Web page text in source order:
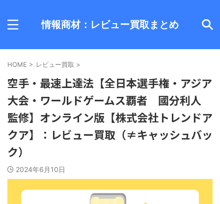
情報商材：レビュー買取まとめ
HOME > レビュー買取 >
空手・最速上達法【全日本選手権・アジア
大会・ワールドゲームス覇者 國分利人
監修】オンライン版【株式会社トレンドア
クア】：レビュー買取（≠キャッシュバッ
ク）
2024年6月10日